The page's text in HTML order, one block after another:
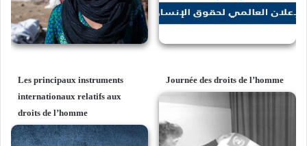
Les principaux instruments
internationaux relatifs aux
droits de l’homme
Journée des droits de l’homme